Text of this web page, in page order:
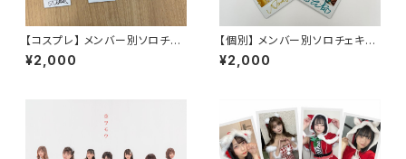
【コスプレ】 メンバー別ソロチェ
キ２枚セット
¥2,000
【個別】 メンバー別ソロチェキ２
枚セット
¥2,000